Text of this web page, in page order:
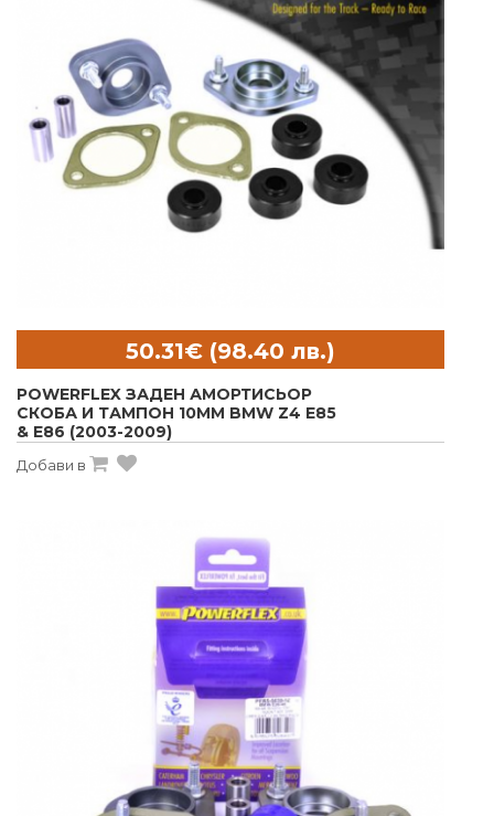
POWERFLEX ЗАДЕН АМОРТИСЬОР
СКОБА И ТАМПОН 10MM BMW Z4 E85
& E86 (2003-2009)
Добави в